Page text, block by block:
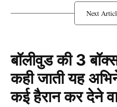
IPL 2026: ये 3
बॉलीवुड की 3
कही जाती यह
कई हैरान कर देने